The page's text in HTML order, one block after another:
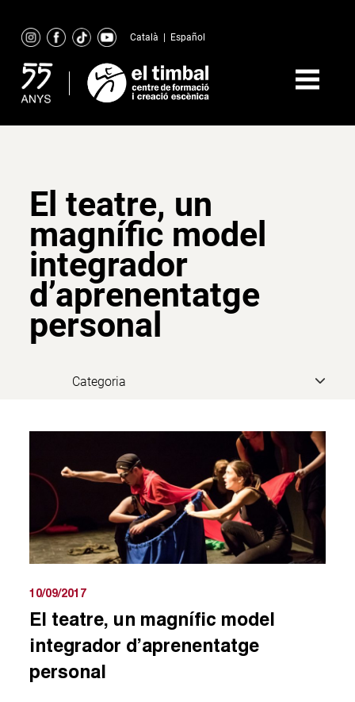
content
Català Español
El teatre, un
magnífic model
integrador
d’aprenentatge
personal
10/09/2017
El teatre, un magnífic model
integrador d’aprenentatge
personal